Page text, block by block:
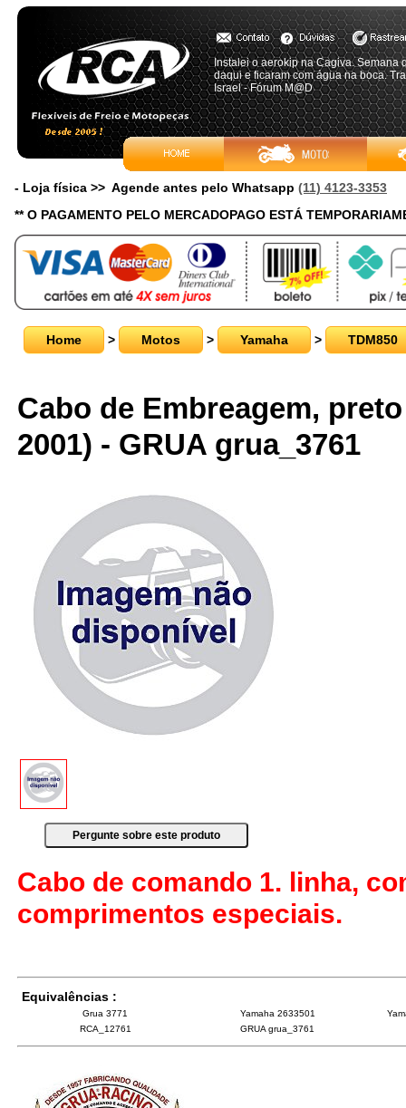
Instalei o aerokip na Cagiva. Semana
daqui e ficaram com água na boca.
Israel - Fórum M@D
- Loja física >> Agende antes pelo Whatsapp (11) 4123-3353
** O PAGAMENTO PELO MERCADOPAGO ESTÁ
Home > Motos > Yamaha > TDM850
Cabo de Embreagem,
2001) - GRUA grua_3761
Cabo de comando 1. linha,
comprimentos especiais.
Equivalências :
Grua 3771 Yamaha 2633501
RCA_12761
GRUA grua_3761